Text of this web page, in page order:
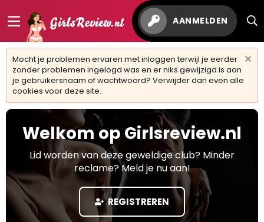
AANMELDEN
Mocht je problemen ervaren met inloggen terwijl je eerder
zonder problemen ingelogd was en er niks gewijzigd is aan
je gebruikersnaam of wachtwoord? Verwijder dan even alle
cookies voor deze site.
Welkom op Girlsreview.nl
Lid worden van deze geweldige club? Minder
reclame? Meld je nu aan!
REGISTREREN